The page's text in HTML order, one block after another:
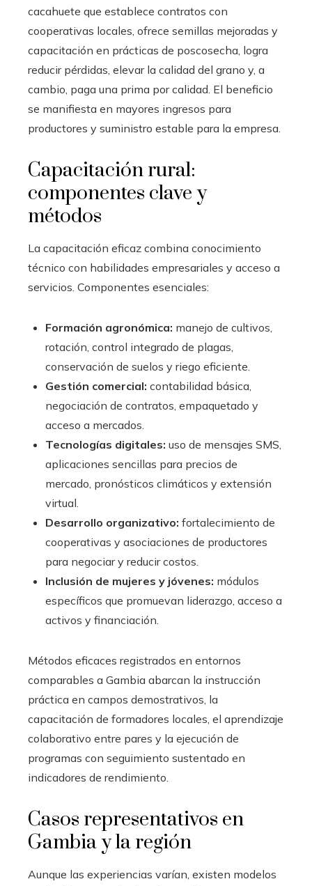
cacahuete que establece contratos con
cooperativas locales, ofrece semillas mejoradas y
capacitación en prácticas de poscosecha, logra
reducir pérdidas, elevar la calidad del grano y, a
cambio, paga una prima por calidad. El beneficio
se manifiesta en mayores ingresos para
productores y suministro estable para la empresa.
Capacitación rural:
componentes clave y
métodos
La capacitación eficaz combina conocimiento
técnico con habilidades empresariales y acceso a
servicios. Componentes esenciales:
Formación agronómica: manejo de cultivos,
rotación, control integrado de plagas,
conservación de suelos y riego eficiente.
Gestión comercial: contabilidad básica,
negociación de contratos, empaquetado y
acceso a mercados.
Tecnologías digitales: uso de mensajes SMS,
aplicaciones sencillas para precios de
mercado, pronósticos climáticos y extensión
virtual.
Desarrollo organizativo: fortalecimiento de
cooperativas y asociaciones de productores
para negociar y reducir costos.
Inclusión de mujeres y jóvenes: módulos
específicos que promuevan liderazgo, acceso a
activos y financiación.
Métodos eficaces registrados en entornos
comparables a Gambia abarcan la instrucción
práctica en campos demostrativos, la
capacitación de formadores locales, el aprendizaje
colaborativo entre pares y la ejecución de
programas con seguimiento sustentado en
indicadores de rendimiento.
Casos representativos en
Gambia y la región
Aunque las experiencias varían, existen modelos